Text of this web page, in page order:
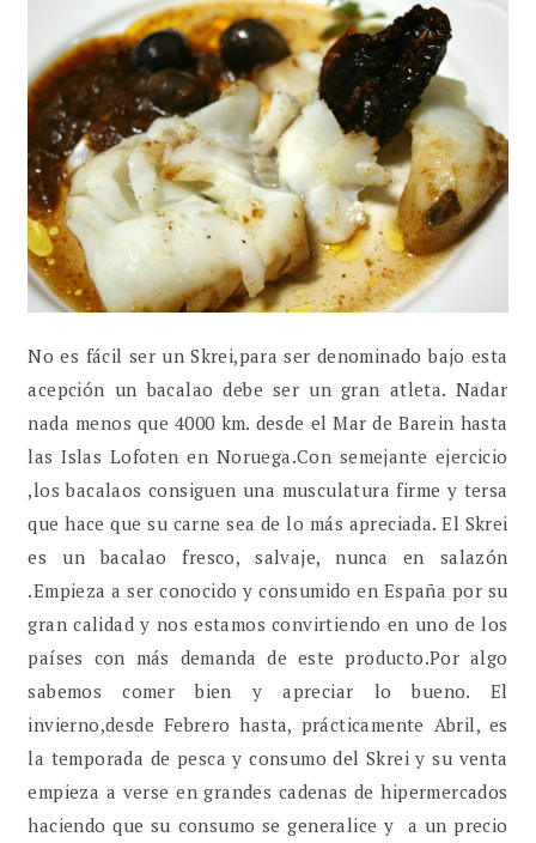
No es fácil ser un Skrei,para ser denominado bajo esta
acepción un bacalao debe ser un gran atleta. Nadar
nada menos que 4000 km. desde el Mar de Barein hasta
las Islas Lofoten en Noruega.Con semejante ejercicio
,los bacalaos consiguen una musculatura firme y tersa
que hace que su carne sea de lo más apreciada. El Skrei
es un bacalao fresco, salvaje, nunca en salazón
.Empieza a ser conocido y consumido en España por su
gran calidad y nos estamos convirtiendo en uno de los
países con más demanda de este producto.Por algo
sabemos comer bien y apreciar lo bueno. El
invierno,desde Febrero hasta, prácticamente Abril, es
la temporada de pesca y consumo del Skrei y su venta
empieza a verse en grandes cadenas de hipermercados
haciendo que su consumo se generalice y a un precio